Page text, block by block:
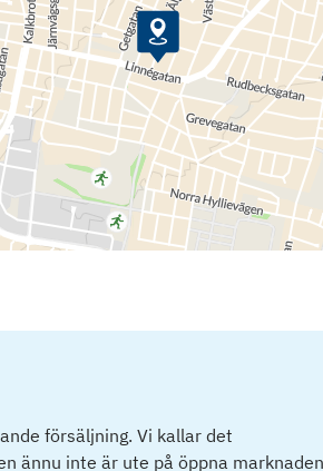
försäljning. Vi kallar det
ännu inte är ute på öppna